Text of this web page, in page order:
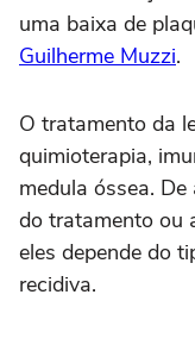
uma baixa de
Guilherme Muzzi.
O tratamento da
quimioterapia,
medula óssea.
do tratamento ou
eles depende do
recidiva.